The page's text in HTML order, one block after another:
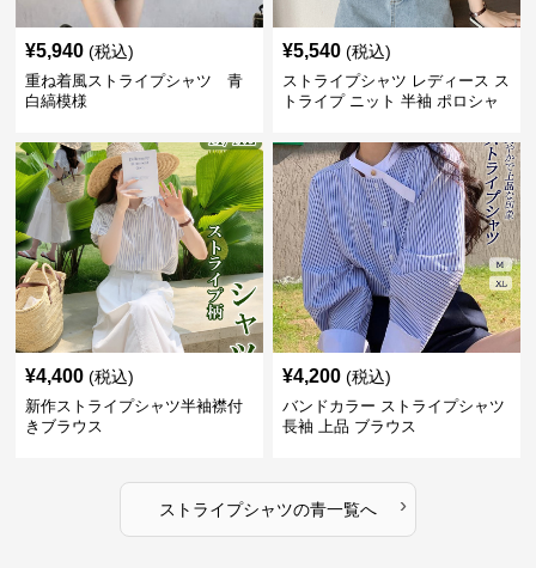
¥5,940 (税込)
重ね着風ストライプシャツ 青
白縞模様
¥5,540 (税込)
ストライプシャツ レディース ス
トライプ ニット 半袖 ポロシャ
¥4,400 (税込)
新作ストライプシャツ半袖襟付
きブラウス
¥4,200 (税込)
バンドカラー ストライプシャツ
長袖 上品 ブラウス
ストライプシャツの青一覧へ ›